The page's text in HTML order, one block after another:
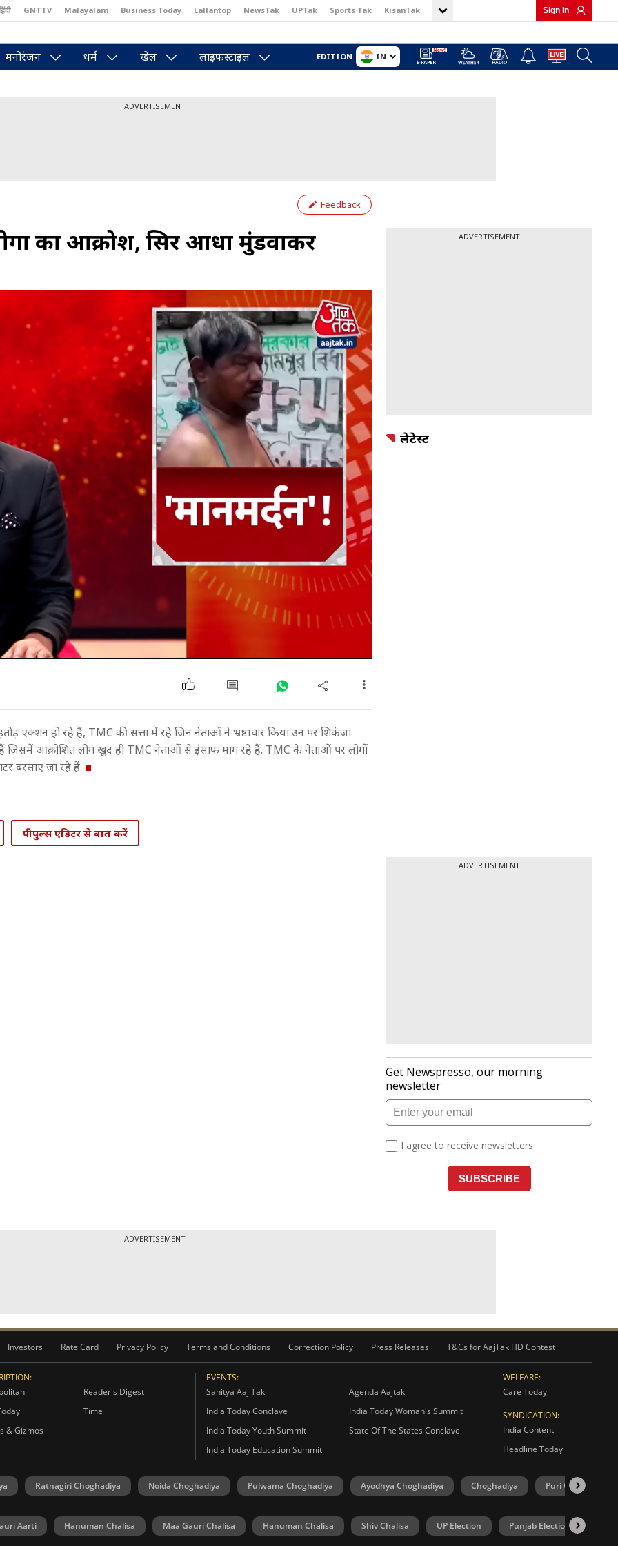
GNTTV Malayalam Business Today Lallantop NewsTak UPTak Sports Tak KisanTak Sign In
मनोरंजन धर्म खेल लाइफस्टाइल EDITION IN
ADVERTISEMENT
Feedback
का आक्रोश, सिर आधा मुंडवाकर
एक्शन हो रहे हैं, TMC की सत्ता में रहे जिन नेताओं ने भ्रष्टाचार किया उन पर शिकंजा
जिसमें आक्रोशित लोग खुद ही TMC नेताओं से इंसाफ मांग रहे हैं. TMC के नेताओं पर लोगों
बरसाए जा रहे हैं.
पीपुल्स एडिटर से बात करें
ADVERTISEMENT
लेटेस्ट
ADVERTISEMENT
ADVERTISEMENT
Investors Rate Card Privacy Policy Terms and Conditions Correction Policy Press Releases T&Cs for AajTak HD Contest
Reader's Digest
Time
& Gizmos
EVENTS:
Sahitya Aaj Tak
Agenda Aajtak
India Today Conclave
India Today Woman's Summit
India Today Youth Summit
State Of The States Conclave
India Today Education Summit
WELFARE:
Care Today
SYNDICATION:
India Content
Headline Today
Ratnagiri Choghadiya Noida Choghadiya Pulwama Choghadiya Ayodhya Choghadiya Choghadiya Puri Choghadiya
Aarti Hanuman Chalisa Maa Gauri Chalisa Hanuman Chalisa Shiv Chalisa UP Election Punjab Election